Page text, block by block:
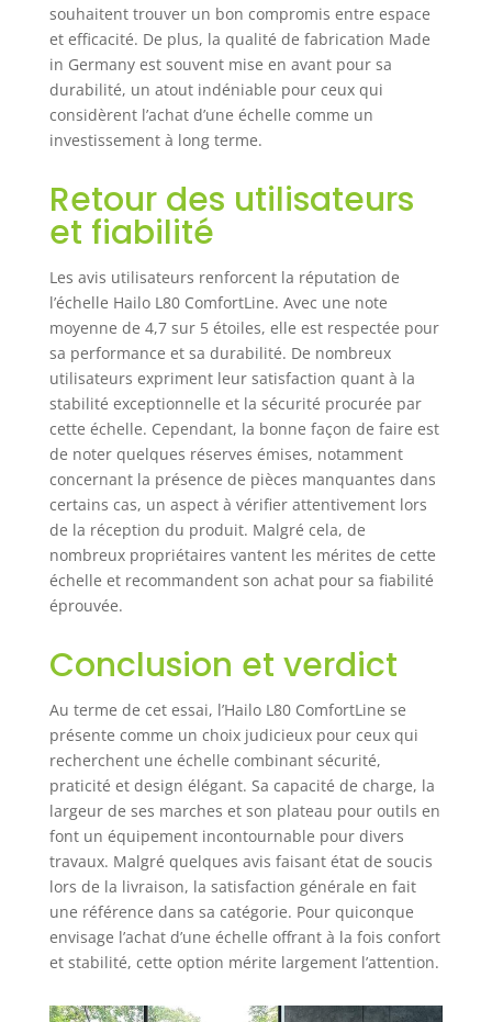
souhaitent trouver un bon compromis entre espace
et efficacité. De plus, la qualité de fabrication Made
in Germany est souvent mise en avant pour sa
durabilité, un atout indéniable pour ceux qui
considèrent l’achat d’une échelle comme un
investissement à long terme.
Retour des utilisateurs
et fiabilité
Les avis utilisateurs renforcent la réputation de
l’échelle Hailo L80 ComfortLine. Avec une note
moyenne de 4,7 sur 5 étoiles, elle est respectée pour
sa performance et sa durabilité. De nombreux
utilisateurs expriment leur satisfaction quant à la
stabilité exceptionnelle et la sécurité procurée par
cette échelle. Cependant, la bonne façon de faire est
de noter quelques réserves émises, notamment
concernant la présence de pièces manquantes dans
certains cas, un aspect à vérifier attentivement lors
de la réception du produit. Malgré cela, de
nombreux propriétaires vantent les mérites de cette
échelle et recommandent son achat pour sa fiabilité
éprouvée.
Conclusion et verdict
Au terme de cet essai, l’Hailo L80 ComfortLine se
présente comme un choix judicieux pour ceux qui
recherchent une échelle combinant sécurité,
praticité et design élégant. Sa capacité de charge, la
largeur de ses marches et son plateau pour outils en
font un équipement incontournable pour divers
travaux. Malgré quelques avis faisant état de soucis
lors de la livraison, la satisfaction générale en fait
une référence dans sa catégorie. Pour quiconque
envisage l’achat d’une échelle offrant à la fois confort
et stabilité, cette option mérite largement l’attention.